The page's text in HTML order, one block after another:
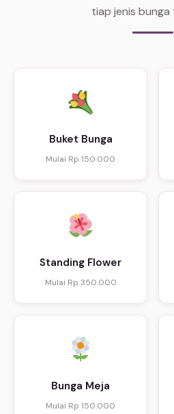
tiap jenis bunga
Buket Bunga
Mulai Rp 150.000
Standing Flower
Mulai Rp 350.000
Bunga Meja
Mulai Rp 150.000